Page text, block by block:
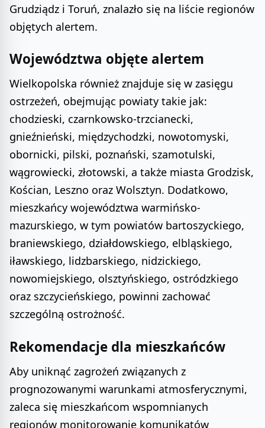
Grudziądz i Toruń, znalazło się na liście regionów
objętych alertem.
Województwa objęte alertem
Wielkopolska również znajduje się w zasięgu
ostrzeżeń, obejmując powiaty takie jak:
chodzieski, czarnkowsko-trzcianecki,
gnieźnieński, międzychodzki, nowotomyski,
obornicki, pilski, poznański, szamotulski,
wągrowiecki, złotowski, a także miasta Grodzisk,
Kościan, Leszno oraz Wolsztyn. Dodatkowo,
mieszkańcy województwa warmińsko-
mazurskiego, w tym powiatów bartoszyckiego,
braniewskiego, działdowskiego, elbląskiego,
iławskiego, lidzbarskiego, nidzickiego,
nowomiejskiego, olsztyńskiego, ostródzkiego
oraz szczycieńskiego, powinni zachować
szczególną ostrożność.
Rekomendacje dla mieszkańców
Aby uniknąć zagrożeń związanych z
prognozowanymi warunkami atmosferycznymi,
zaleca się mieszkańcom wspomnianych
regionów monitorowanie komunikatów